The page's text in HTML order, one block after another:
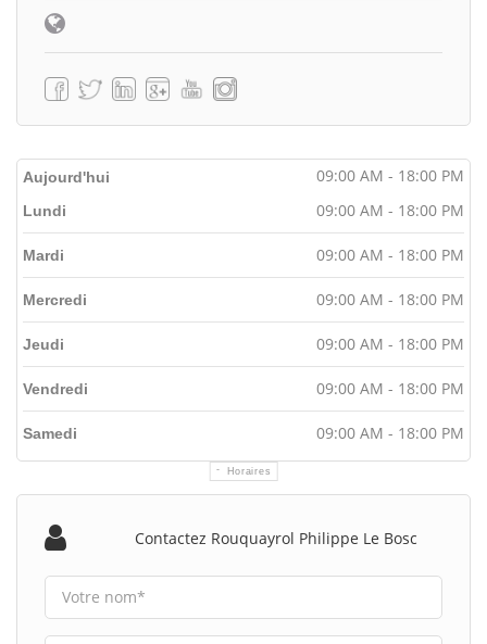
Aujourd'hui 09:00 AM - 18:00 PM
Horaires
Lundi 09:00 AM - 18:00 PM
Mardi 09:00 AM - 18:00 PM
Mercredi 09:00 AM - 18:00 PM
Jeudi 09:00 AM - 18:00 PM
Vendredi 09:00 AM - 18:00 PM
Samedi 09:00 AM - 18:00 PM
Contactez Rouquayrol Philippe Le Bosc